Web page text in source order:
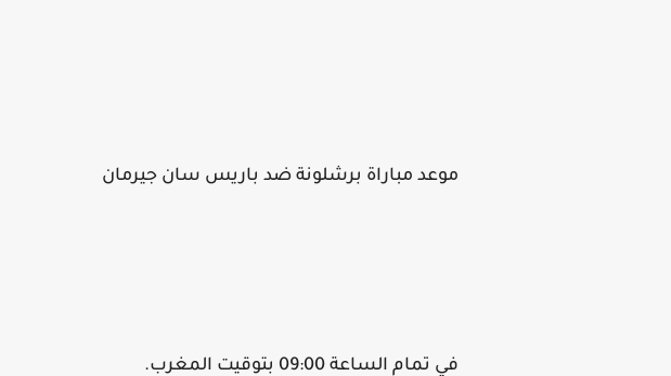
موعد مباراة برشلونة ضد باريس سان جيرمان
في تمام الساعة 09:00 بتوقيت المغرب.